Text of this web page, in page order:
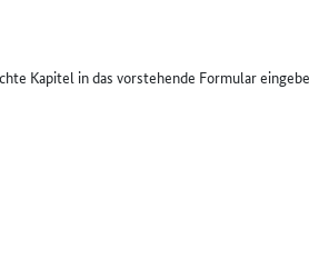
Kapitel in das vorstehende Formular